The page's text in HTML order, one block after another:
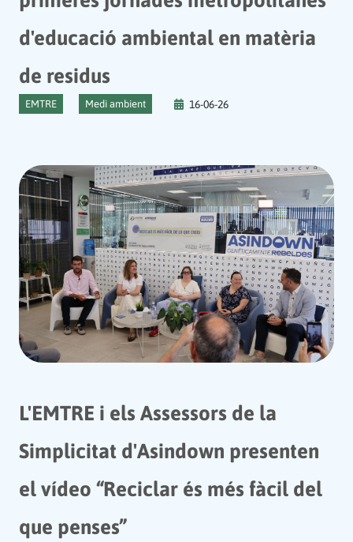
d'educació ambiental en matèria
de residus
EMTRE Medi ambient 16-06-26
L'EMTRE i els Assessors de la
Simplicitat d'Asindown presenten
el vídeo “Reciclar és més fàcil del
que penses”